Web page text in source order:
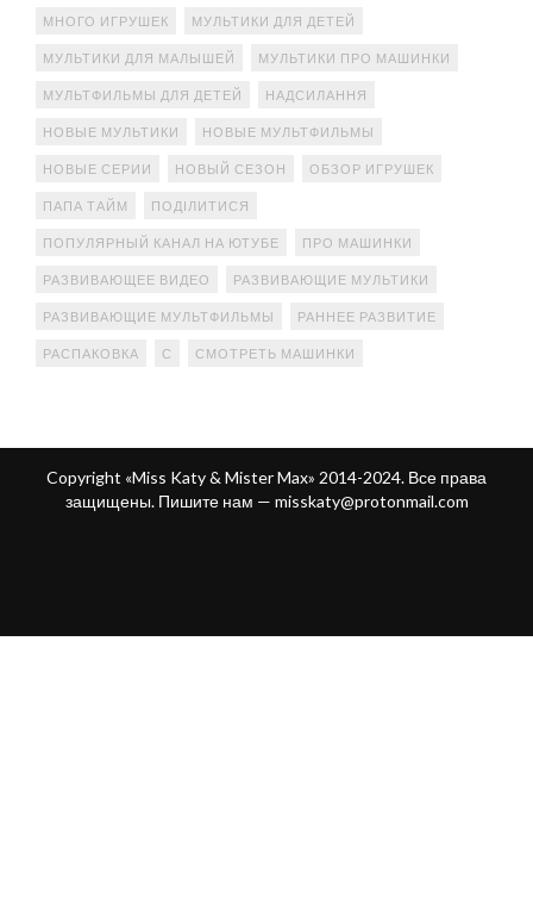
МНОГО ИГРУШЕК МУЛЬТИКИ ДЛЯ ДЕТЕЙ
МУЛЬТИКИ ДЛЯ МАЛЫШЕЙ МУЛЬТИКИ ПРО МАШИНКИ
МУЛЬТФИЛЬМЫ ДЛЯ ДЕТЕЙ НАДСИЛАННЯ
НОВЫЕ МУЛЬТИКИ НОВЫЕ МУЛЬТФИЛЬМЫ
НОВЫЕ СЕРИИ НОВЫЙ СЕЗОН ОБЗОР ИГРУШЕК
ПАПА ТАЙМ ПОДІЛИТИСЯ
ПОПУЛЯРНЫЙ КАНАЛ НА ЮТУБЕ ПРО МАШИНКИ
РАЗВИВАЮЩЕЕ ВИДЕО РАЗВИВАЮЩИЕ МУЛЬТИКИ
РАЗВИВАЮЩИЕ МУЛЬТФИЛЬМЫ РАННЕЕ РАЗВИТИЕ
РАСПАКОВКА С СМОТРЕТЬ МАШИНКИ
Copyright «Miss Katy & Mister Max» 2014-2024. Все права
защищены. Пишите нам — misskaty@protonmail.com